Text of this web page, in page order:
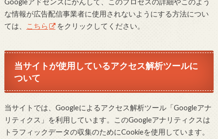
な情報が広告配信事業者に使用されないようにする方法につい
ては、
こちら をクリックしてください。
当サイトが使用しているアクセス解析ツールに
ついて
当サイトでは、Googleによるアクセス解析ツール「Googleアナ
リティクス」を利用しています。このGoogleアナリティクスは
トラフィックデータの収集のためにCookieを使用しています。